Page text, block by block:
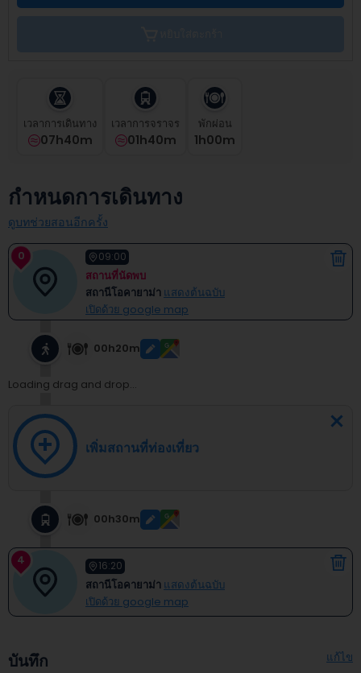
the
the
question
to
get
the
shortcuts
for
changing
dates.
เวลาการเดินทาง
07h40m
เวลาการจราจร
01h40m
พักผ่อน
1H00M
กำหนดการเดินทาง
ดูบทช่วยสอนอีกครั้ง
0 09:00
สถานที่นัดพบ
สถานีโอคายาม่า แสดงต้นฉบับ
เปิดด้วย google map
00h20m
Loading drag and drop...
เพิ่มสถานที่ท่องเที่ยว
00h30m
4 16:20
สถานีโอคายาม่า แสดงต้นฉบับ
เปิดด้วย google map
บันทึก แก้ไข